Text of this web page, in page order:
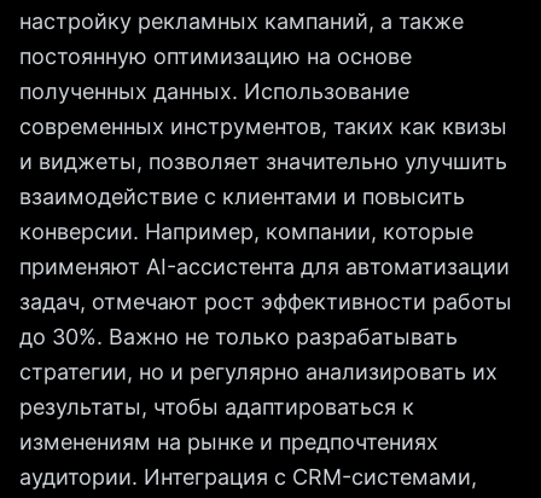
настройку рекламных кампаний, а также
постоянную оптимизацию на основе
полученных данных. Использование
современных инструментов, таких как квизы
и виджеты, позволяет значительно улучшить
взаимодействие с клиентами и повысить
конверсии. Например, компании, которые
применяют AI-ассистента для автоматизации
задач, отмечают рост эффективности работы
до 30%. Важно не только разрабатывать
стратегии, но и регулярно анализировать их
результаты, чтобы адаптироваться к
изменениям на рынке и предпочтениях
аудитории. Интеграция с CRM-системами,